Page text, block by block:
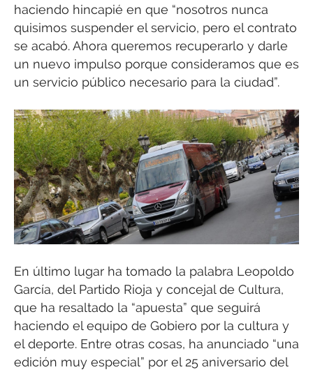
haciendo hincapié en que “nosotros nunca
quisimos suspender el servicio, pero el contrato
se acabó. Ahora queremos recuperarlo y darle
un nuevo impulso porque consideramos que es
un servicio público necesario para la ciudad”.
En último lugar ha tomado la palabra Leopoldo
García, del Partido Rioja y concejal de Cultura,
que ha resaltado la “apuesta” que seguirá
haciendo el equipo de Gobiero por la cultura y
el deporte. Entre otras cosas, ha anunciado “una
edición muy especial” por el 25 aniversario del